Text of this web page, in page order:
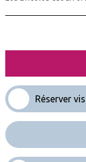
Réserver